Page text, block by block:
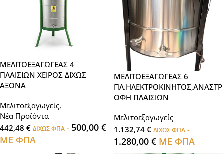
ΜΕΛΙΤΟΕΞΑΓΩΓΕΑΣ 4
ΠΛΑΙΣΙΩΝ ΧΕΙΡΟΣ ΔΙΧΩΣ
ΑΞΟΝΑ
Μελιτοεξαγωγείς,
Νέα Προϊόντα
442,48 € ΔΙΧΩΣ ΦΠΑ - 500,00 €
ΜΕ ΦΠΑ
ΜΕΛΙΤΟΕΞΑΓΩΓΕΑΣ 6
ΠΛ.ΗΛΕΚΤΡΟΚΙΝΗΤΟΣ,ΑΝΑΣΤΡ
ΟΦΗ ΠΛΑΙΣΙΩΝ
Μελιτοεξαγωγείς
1.132,74 € ΔΙΧΩΣ ΦΠΑ -
1.280,00 € ΜΕ ΦΠΑ